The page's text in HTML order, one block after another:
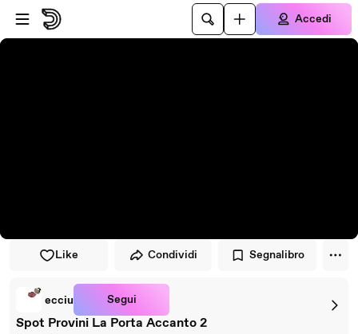
Vai al lettore
Passa al contenuto principale
Accedi
Like Condividi Segnalibro
ecciu Segui
Spot Provini La Porta Accanto 2